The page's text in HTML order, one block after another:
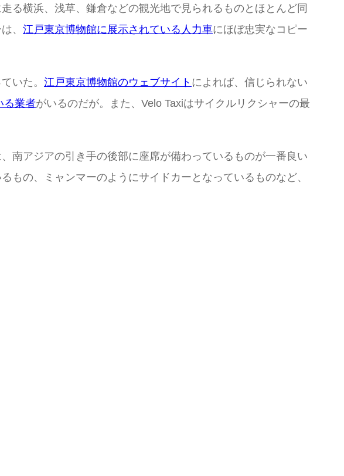
る横浜、浅草、鎌倉などの観光地で見られるものとほとんど同
、 江戸東京博物館に展示されている人力車にほぼ忠実なコピー
いた。 江戸東京博物館のウェブサイト によれば、信じられない
る業者がいるのだが。また、Velo Taxiはサイクルリクシャーの最
南アジアの引き手の後部に座席が備わっているものが一番良い
の、ミャンマーのようにサイドカーとなっているものなど、